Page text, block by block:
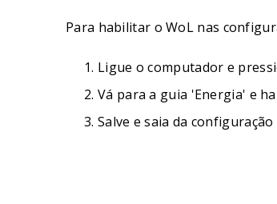
Para habilitar o WoL nas
Ligue o computador e
Vá para a guia 'Energia' e
Salve e saia da configuração